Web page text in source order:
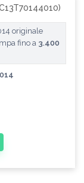
originale
fino a 3.400